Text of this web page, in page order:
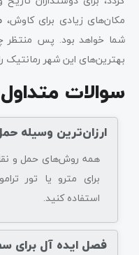
مکان‌های زیادی برای کاوش،
شما خواهد بود. پس منتظر
بهترین‌های این شهر
سوالات متداول
ارزان‌ترین وسیله
همه روش‌های حمل و
برای مترو یا تور
استفاده کنید.
فصل ایده آل برای